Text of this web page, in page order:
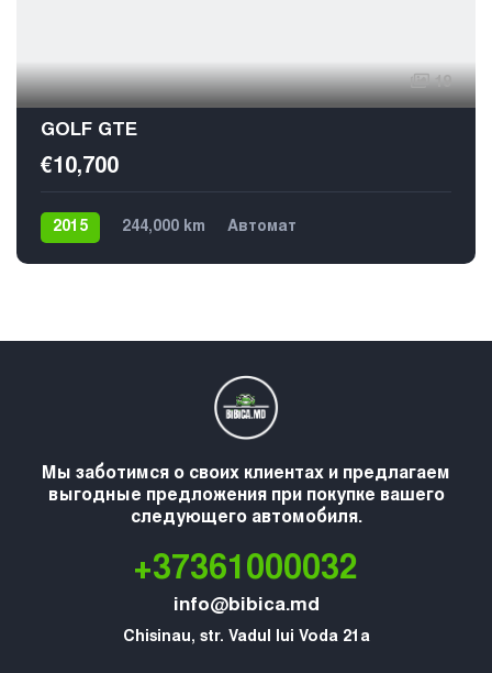
19
GOLF GTE
€10,700
2015 244,000 km
Автомат
Мы заботимся о своих клиентах и предлагаем
выгодные предложения при покупке вашего
следующего автомобиля.
+37361000032
info@bibica.md
Chisinau, str. Vadul lui Voda 21a